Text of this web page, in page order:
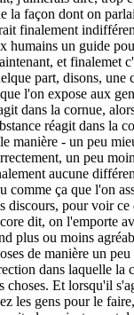
la façon dont on
finalement
humains un guide
et finalemet
part, disons, une
l'on expose aux
dans la cornue,
réagit dans la
manière - un peu
un peu
aucune
comme ça que l'on
discours, pour voir ce
dit, on l'emporte
plus ou moins
de manière un
dans laquelle la
choses. Et lorsqu'il
les gens pour le